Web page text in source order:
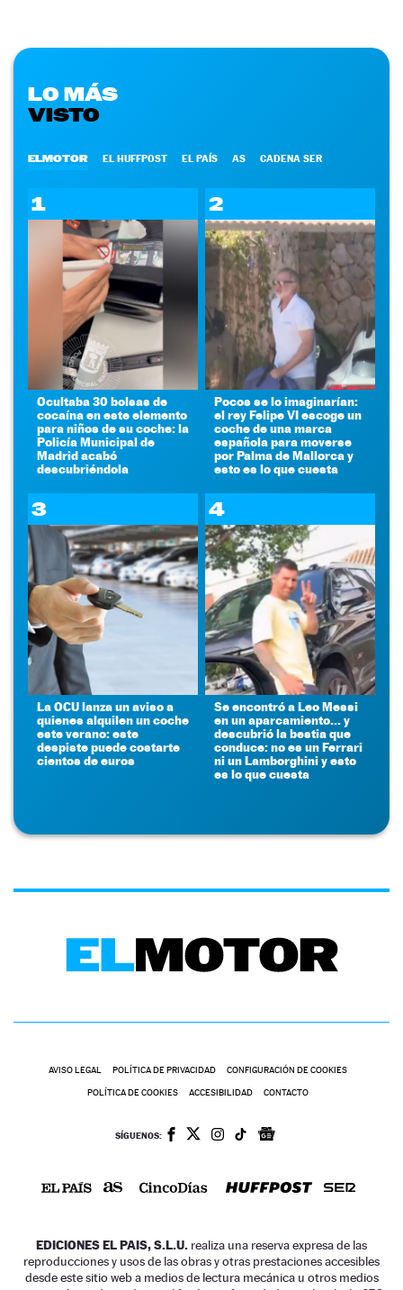
LO MÁS
VISTO
ELMOTOR EL HUFFPOST EL PAÍS AS CADENA SER
1
Ocultaba 30 bolsas de
cocaína en este elemento
para niños de su coche: la
Policía Municipal de
Madrid acabó
descubriéndola
2
Pocos se lo imaginarían:
el rey Felipe VI escoge un
coche de una marca
española para moverse
por Palma de Mallorca y
esto es lo que cuesta
3
La OCU lanza un aviso a
quienes alquilen un coche
este verano: este
despiste puede costarte
cientos de euros
4
Se encontró a Leo Messi
en un aparcamiento... y
descubrió la bestia que
conduce: no es un Ferrari
ni un Lamborghini y esto
es lo que cuesta
AVISO LEGAL POLÍTICA DE PRIVACIDAD CONFIGURACIÓN DE COOKIES
POLÍTICA DE COOKIES ACCESIBILIDAD CONTACTO
SÍGUENOS:
EDICIONES EL PAIS, S.L.U. realiza una reserva expresa de las
reproducciones y usos de las obras y otras prestaciones accesibles
desde este sitio web a medios de lectura mecánica u otros medios